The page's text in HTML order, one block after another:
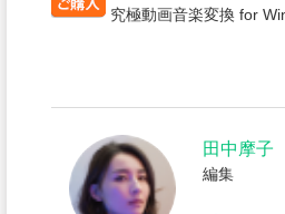
究極動画音楽変換 for
田中摩子
編集